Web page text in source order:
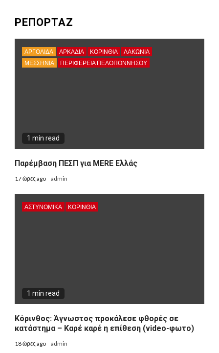
ΡΕΠΟΡΤΑΖ
ΑΡΓΟΛΙΔΑ ΑΡΚΑΔΊΑ ΚΟΡΙΝΘΊΑ
ΛΑΚΩΝΙΑ
ΜΕΣΣΗΝΙΑ
ΠΕΡΙΦΈΡΕΙΑ ΠΕΛΟΠΟΝΝΉΣΟΥ
1 min read
Παρέμβαση ΠΕΣΠ για MERE Ελλάς
17 ώρες ago admin
ΑΣΤΥΝΟΜΙΚΑ ΚΟΡΙΝΘΊΑ
1 min read
Κόρινθος: Άγνωστος προκάλεσε φθορές σε
κατάστημα – Καρέ καρέ η επίθεση (video-φωτο)
18 ώρες ago admin